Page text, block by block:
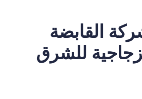
القابضة
للشرق